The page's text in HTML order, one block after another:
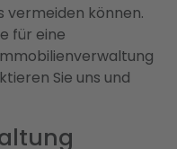
vermeiden können.
für eine
Sie uns und